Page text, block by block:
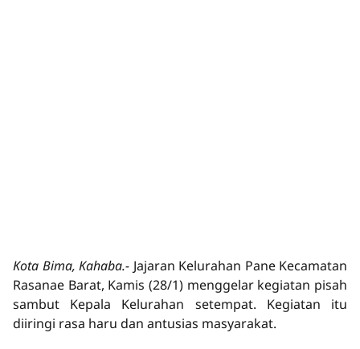
Kota Bima, Kahaba.- Jajaran Kelurahan Pane Kecamatan
Rasanae Barat, Kamis (28/1) menggelar kegiatan pisah
sambut Kepala Kelurahan setempat. Kegiatan itu
diiringi rasa haru dan antusias masyarakat.